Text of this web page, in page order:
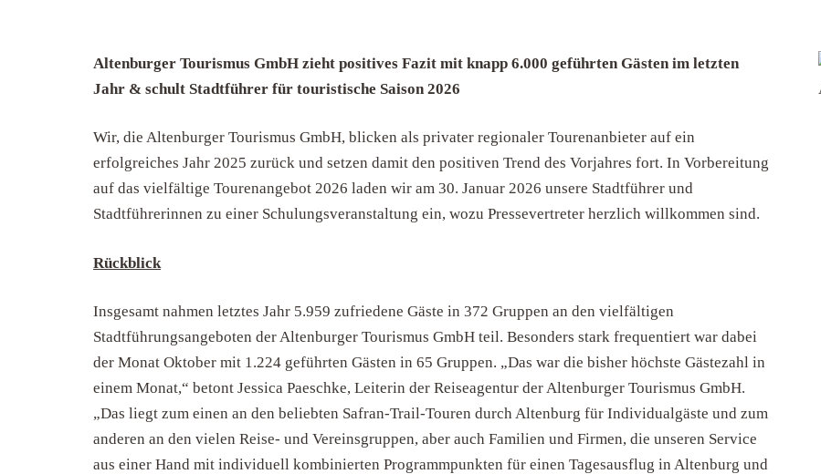
Altenburger Tourismus GmbH zieht positives Fazit mit knapp 6.000 geführten Gästen im letzten
Jahr & schult Stadtführer für touristische Saison 2026
Wir, die Altenburger Tourismus GmbH, blicken als privater regionaler Tourenanbieter auf ein
erfolgreiches Jahr 2025 zurück und setzen damit den positiven Trend des Vorjahres fort. In Vorbereitung
auf das vielfältige Tourenangebot 2026 laden wir am 30. Januar 2026 unsere Stadtführer und
Stadtführerinnen zu einer Schulungsveranstaltung ein, wozu Pressevertreter herzlich willkommen sind.
Rückblick
Insgesamt nahmen letztes Jahr 5.959 zufriedene Gäste in 372 Gruppen an den vielfältigen
Stadtführungsangeboten der Altenburger Tourismus GmbH teil. Besonders stark frequentiert war dabei
der Monat Oktober mit 1.224 geführten Gästen in 65 Gruppen. „Das war die bisher höchste Gästezahl in
einem Monat,“ betont Jessica Paeschke, Leiterin der Reiseagentur der Altenburger Tourismus GmbH.
„Das liegt zum einen an den beliebten Safran-Trail-Touren durch Altenburg für Individualgäste und zum
anderen an den vielen Reise- und Vereinsgruppen, aber auch Familien und Firmen, die unseren Service
aus einer Hand mit individuell kombinierten Programmpunkten für einen Tagesausflug in Altenburg und